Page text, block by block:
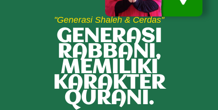
"Generasi Shaleh & Cerdas"
GENERASI
RABBANI,
MEMILIKI
KARAKTER
QURANI.